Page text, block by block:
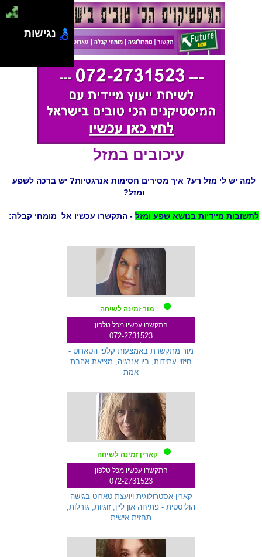
עיכובים במזל
למה יש לי מזל רע? איך מסירים חסימות אנרגטיות? יש ברכה לשפע
ומזל?
לתשובות מיידיות בנושא שפע ומזל - התקשרו עכשיו אל מומחי קבלה:
מור זמינה לשיחה
התקשרו עכשיו מכל טלפון
072-2731523
מור מתקשרת באמצעות קלפי הטארוט -
חיזוי עתידות, ביו אנרגיה, מציאת אהבת
אמת
קארין זמינה לשיחה
התקשרו עכשיו מכל טלפון
072-2731523
שלוחה 271
קארין אסטרולוגית ויועצת טארוט בגישה
הוליסטית - פתיחה און ליין, זוגיות, גורלות,
תחזית אישית
נגישות